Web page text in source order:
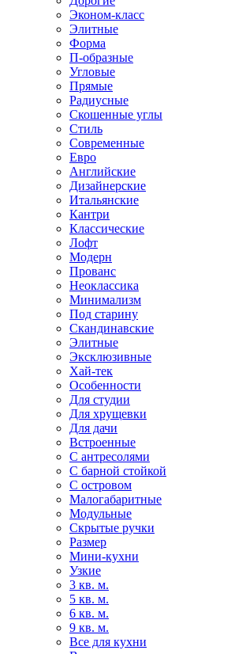
Эконом-класс
Элитные
Форма
П-образные
Угловые
Прямые
Радиусные
Скошенные углы
Стиль
Современные
Евро
Английские
Дизайнерские
Итальянские
Кантри
Классические
Лофт
Модерн
Прованс
Неоклассика
Минимализм
Под старину
Скандинавские
Элитные
Эксклюзивные
Хай-тек
Особенности
Для студии
Для хрущевки
Для дачи
Встроенные
С антресолями
С барной стойкой
С островом
Малогабаритные
Модульные
Скрытые ручки
Размер
Мини-кухни
Узкие
3 кв. м.
5 кв. м.
6 кв. м.
9 кв. м.
Все для кухни